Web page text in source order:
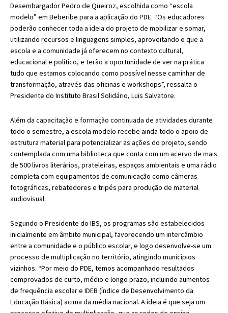
Desembargador Pedro de Queiroz, escolhida como “escola
modelo” em Beberibe para a aplicação do PDE. “Os educadores
poderão conhecer toda a ideia do projeto de mobilizar e somar,
utilizando recursos e linguagens simples, aproveitando o que a
escola e a comunidade já oferecem no contexto cultural,
educacional e político, e terão a oportunidade de ver na prática
tudo que estamos colocando como possível nesse caminhar de
transformação, através das oficinas e workshops”, ressalta o
Presidente do Instituto Brasil Solidário, Luis Salvatore.
Além da capacitação e formação continuada de atividades durante
todo o semestre, a escola modelo recebe ainda todo o apoio de
estrutura material para potencializar as ações do projeto, sendo
contemplada com uma biblioteca que conta com um acervo de mais
de 500 livros literários, prateleiras, espaços ambientais e uma rádio
completa com equipamentos de comunicação como câmeras
fotográficas, rebatedores e tripés para produção de material
audiovisual.
Segundo o Presidente do IBS, os programas são estabelecidos
inicialmente em âmbito municipal, favorecendo um intercâmbio
entre a comunidade e o público escolar, e logo desenvolve-se um
processo de multiplicação no território, atingindo municípios
vizinhos. “Por meio do PDE, temos acompanhado resultados
comprovados de curto, médio e longo prazo, incluindo aumentos
de frequência escolar e IDEB (Índice de Desenvolvimento da
Educação Básica) acima da média nacional. A ideia é que seja um